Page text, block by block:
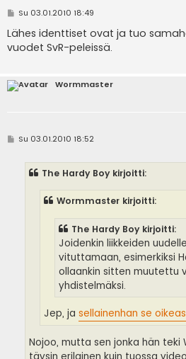
V
e
s
t
Su 03.01.2010 18:49
Lähes identtiset ovat ja tuo
vuodet SvR-peleissä.
Wormmaster
VSu 03.01.2010 18:52
The Hardy Boy kirjoitti:
Wormmaster kirjoitti:
The Hardy Boy kirjoitti:
Joidenkin liikkeiden
vituttamaan, esimerkiksi
ollaankin sitten muutettu
yhdistelmäksi.
Jep, ja sellainenhan se
Nojoo, mutta sen jonka hän teki